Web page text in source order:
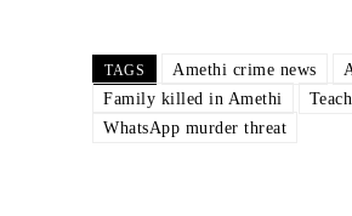
TAGS Amethi crime news
Family killed in Amethi
WhatsApp murder threat